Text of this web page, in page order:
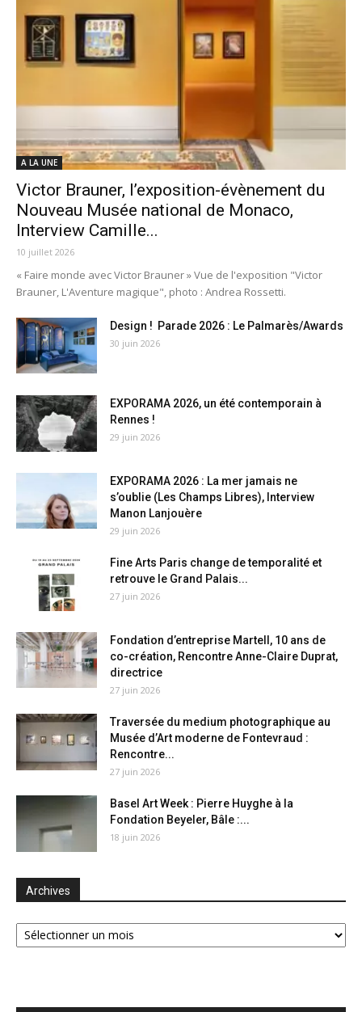
A LA UNE
Victor Brauner, l’exposition-évènement du
Nouveau Musée national de Monaco,
Interview Camille...
10 juillet 2026
« Faire monde avec Victor Brauner » Vue de l'exposition "Victor
Brauner, L'Aventure magique", photo : Andrea Rossetti.
Design ! Parade 2026 : Le Palmarès/Awards
30 juin 2026
EXPORAMA 2026, un été contemporain à
Rennes !
29 juin 2026
EXPORAMA 2026 : La mer jamais ne
s’oublie (Les Champs Libres), Interview
Manon Lanjouère
29 juin 2026
Fine Arts Paris change de temporalité et
retrouve le Grand Palais...
27 juin 2026
Fondation d’entreprise Martell, 10 ans de
co-création, Rencontre Anne-Claire Duprat,
directrice
27 juin 2026
Traversée du medium photographique au
Musée d’Art moderne de Fontevraud :
Rencontre...
27 juin 2026
Basel Art Week : Pierre Huyghe à la
Fondation Beyeler, Bâle :...
18 juin 2026
Archives
Archives